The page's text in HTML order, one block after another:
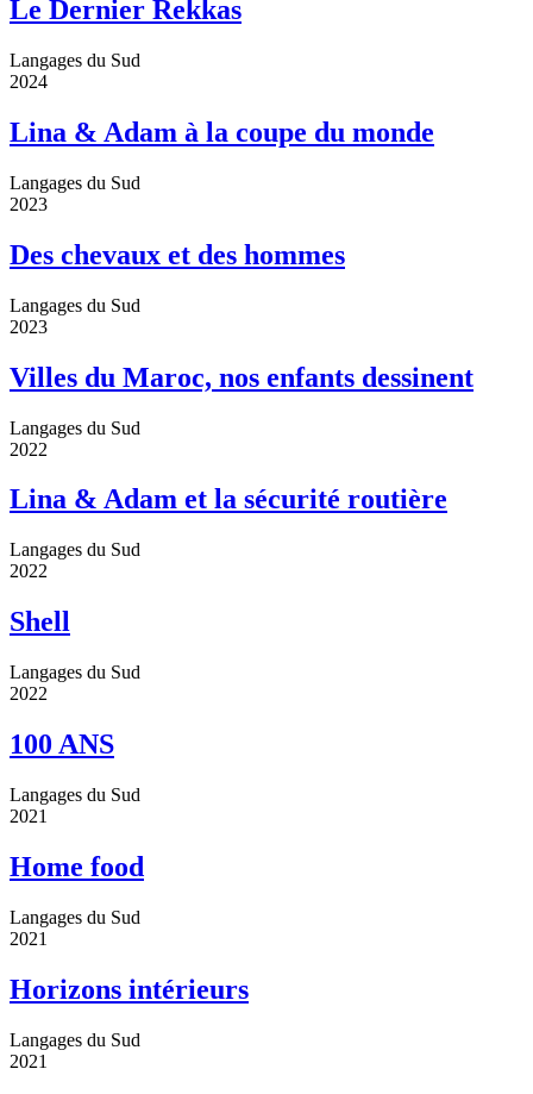
Le Dernier Rekkas
Langages du Sud
2024
Lina & Adam à la coupe du monde
Langages du Sud
2023
Des chevaux et des hommes
Langages du Sud
2023
Villes du Maroc, nos enfants dessinent
Langages du Sud
2022
Lina & Adam et la sécurité routière
Langages du Sud
2022
Shell
Langages du Sud
2022
100 ANS
Langages du Sud
2021
Home food
Langages du Sud
2021
Horizons intérieurs
Langages du Sud
2021